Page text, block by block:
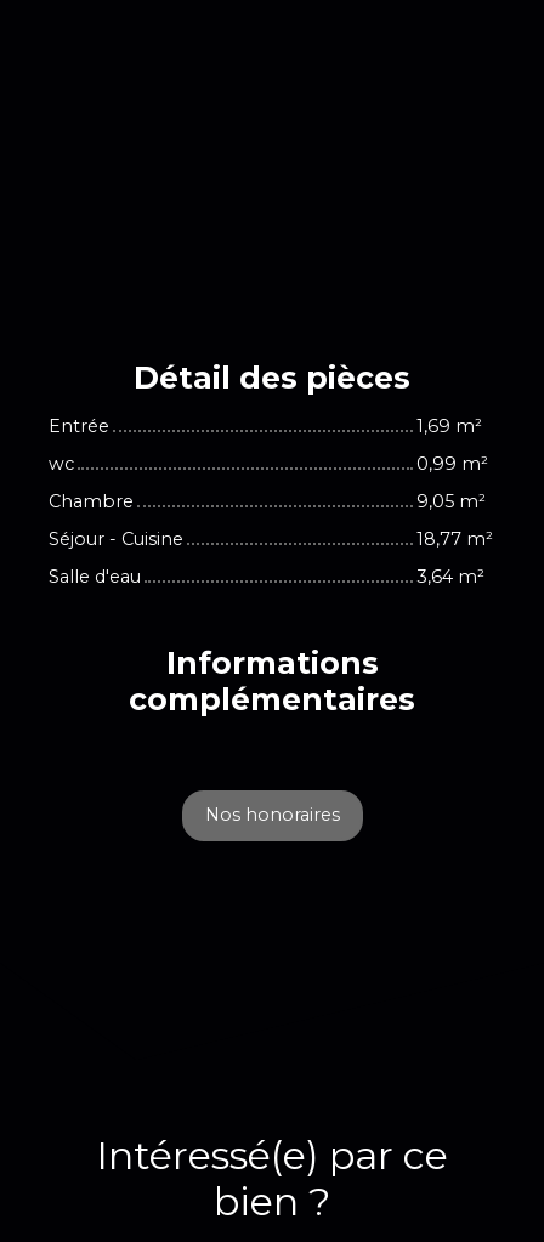
Détail des pièces
Entrée
1,69 m²
wc
0,99 m²
Chambre
9,05 m²
Séjour - Cuisine
18,77 m²
Salle d'eau
3,64 m²
Informations
complémentaires
Nos honoraires
Intéressé(e) par ce
bien ?